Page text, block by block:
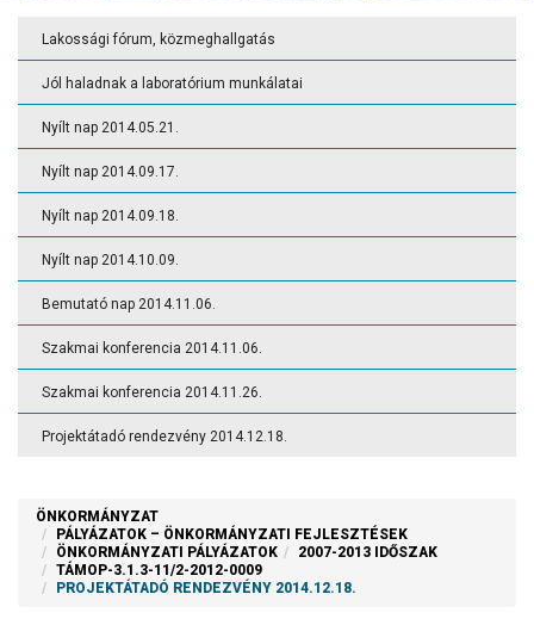
Lakossági fórum, közmeghallgatás
Jól haladnak a laboratórium munkálatai
Nyílt nap 2014.05.21.
Nyílt nap 2014.09.17.
Nyílt nap 2014.09.18.
Nyílt nap 2014.10.09.
Bemutató nap 2014.11.06.
Szakmai konferencia 2014.11.06.
Szakmai konferencia 2014.11.26.
Projektátadó rendezvény 2014.12.18.
ÖNKORMÁNYZAT
PÁLYÁZATOK – ÖNKORMÁNYZATI FEJLESZTÉSEK
ÖNKORMÁNYZATI PÁLYÁZATOK
2007-2013 IDŐSZAK
TÁMOP-3.1.3-11/2-2012-0009
PROJEKTÁTADÓ RENDEZVÉNY 2014.12.18.